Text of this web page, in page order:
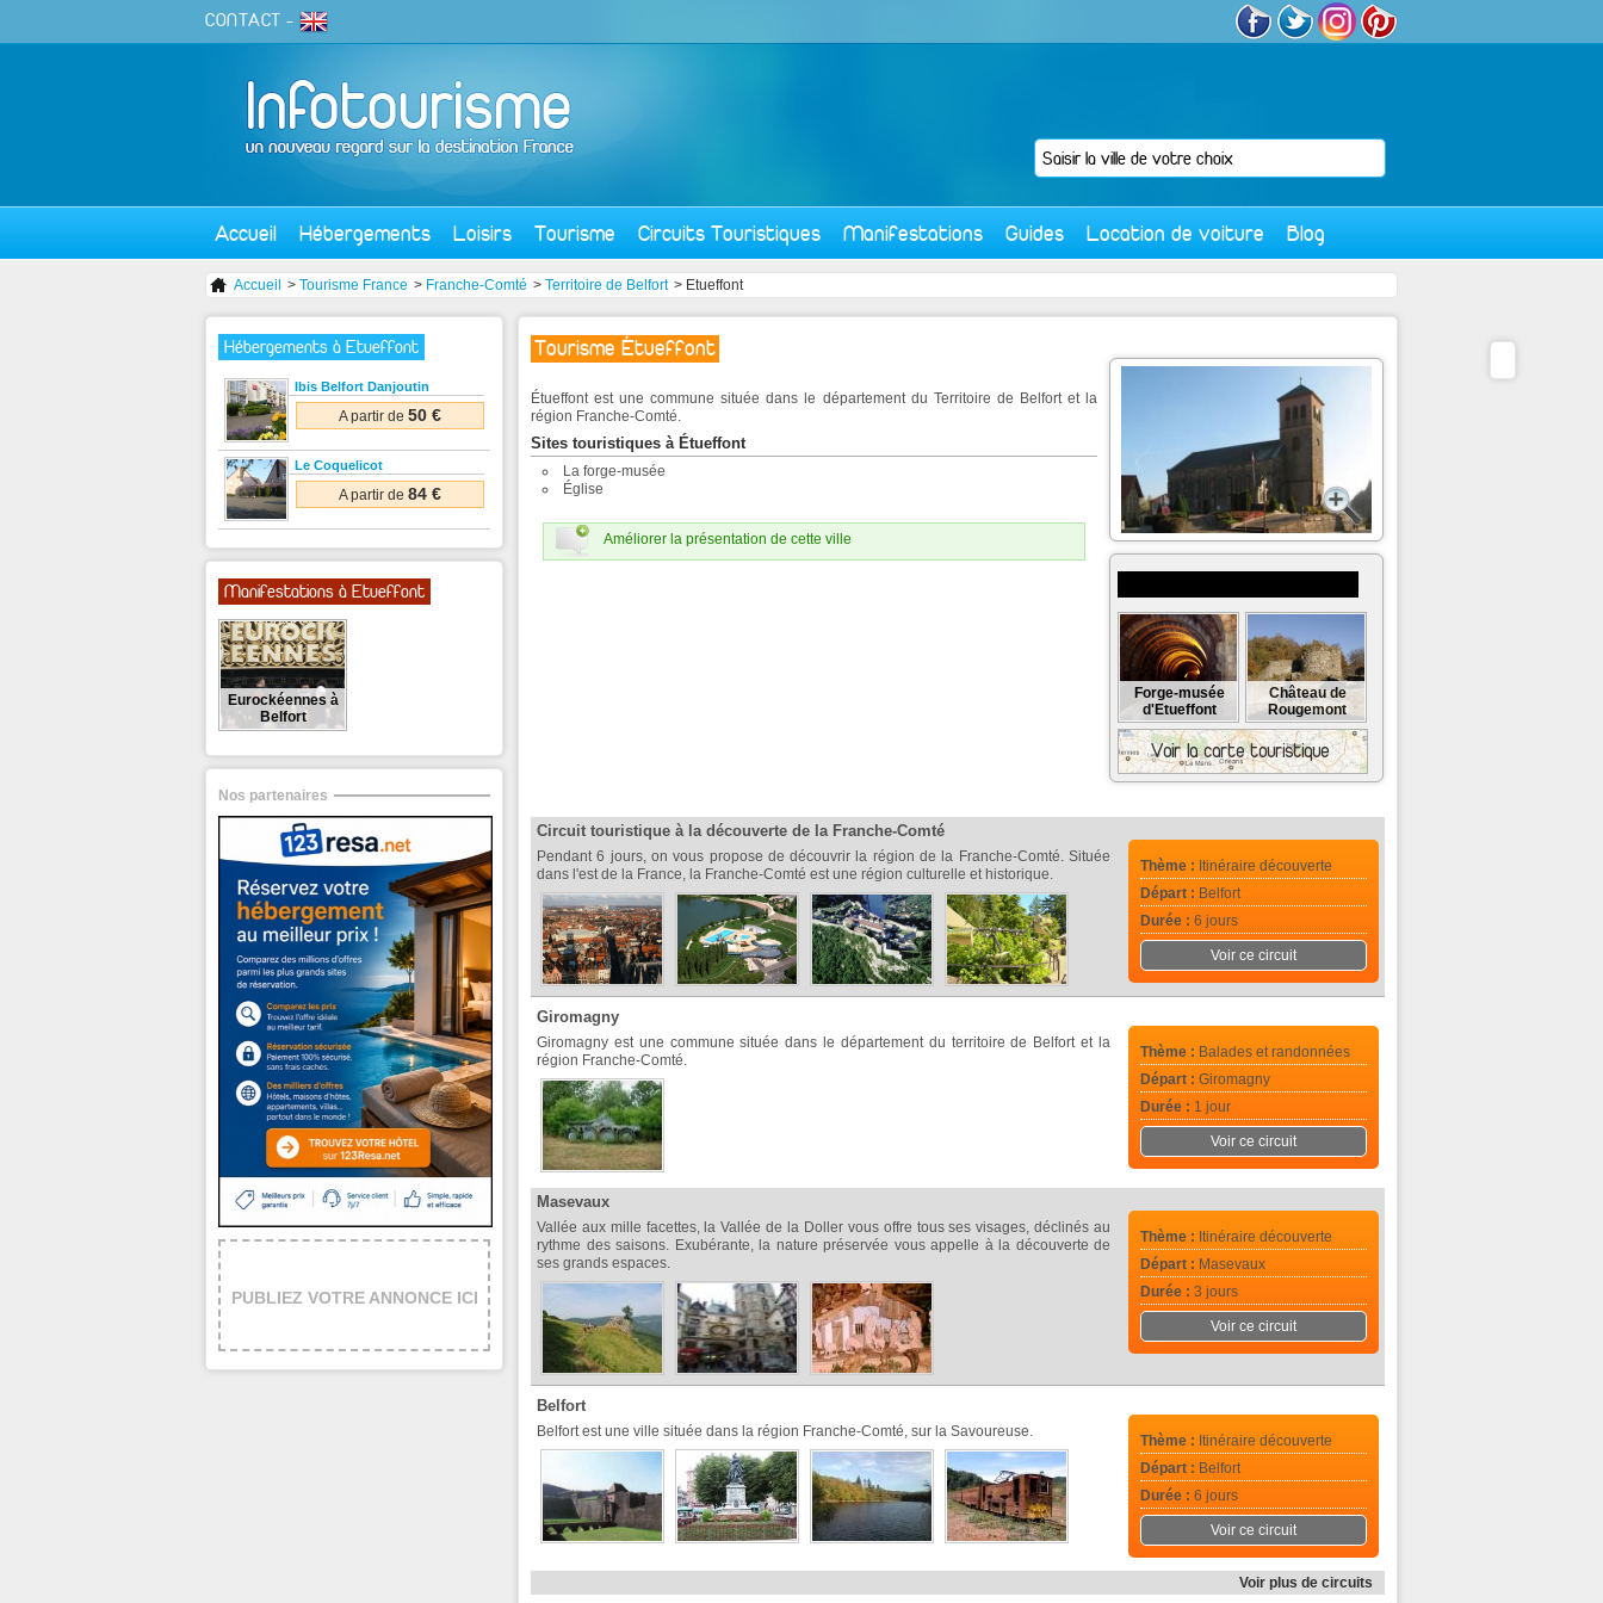
CONTACT -
Accueil Hébergements Loisirs Tourisme Circuits Touristiques Manifestations Guides Location de voiture Blog
Accueil > Tourisme France > Franche-Comté > Territoire de Belfort > Etueffont
Tourisme Étueffont
Étueffont est une commune située dans le département du Territoire de Belfort et la
région Franche-Comté.
Sites touristiques à Étueffont
La forge-musée
Église
Améliorer la présentation de cette ville
Forge-musée
d'Etueffont
Château de
Rougemont
Circuit touristique à la découverte de la Franche-Comté
Thème : Itinéraire découverte
Départ : Belfort
Durée : 6 jours
Voir ce circuit
Pendant 6 jours, on vous propose de découvrir la région de la Franche-Comté. Située
dans l'est de la France, la Franche-Comté est une région culturelle et historique.
Giromagny
Thème : Balades et randonnées
Départ : Giromagny
Durée : 1 jour
Voir ce circuit
Giromagny est une commune située dans le département du territoire de Belfort et la
région Franche-Comté.
Masevaux
Thème : Itinéraire découverte
Départ : Masevaux
Durée : 3 jours
Voir ce circuit
Vallée aux mille facettes, la Vallée de la Doller vous offre tous ses visages, déclinés au
rythme des saisons. Exubérante, la nature préservée vous appelle à la découverte de
ses grands espaces.
Belfort
Thème : Itinéraire découverte
Départ : Belfort
Durée : 6 jours
Voir ce circuit
Belfort est une ville située dans la région Franche-Comté, sur la Savoureuse.
Voir plus de circuits
Hébergements à Etueffont
Ibis Belfort Danjoutin
A partir de 50 €
Le Coquelicot
A partir de 84 €
Manifestations à Etueffont
Eurockéennes à
Belfort
Nos partenaires
PUBLIEZ VOTRE ANNONCE ICI